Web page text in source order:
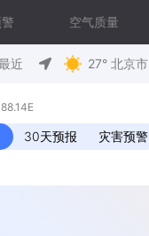
空气质量
近 27° 北京市
30天预报 灾害预警